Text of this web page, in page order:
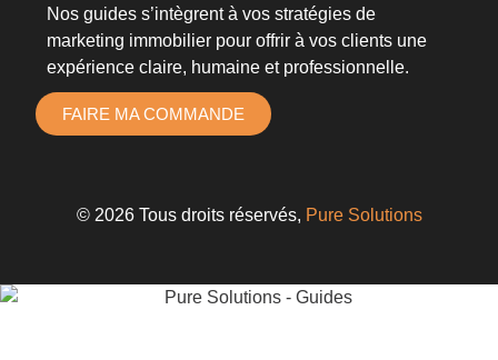
Nos guides s’intègrent à vosstratégies de
marketing immobilier pour offrir à vos clients une
expérience claire, humaine et professionnelle.
FAIRE MA COMMANDE
© 2026 Tous droits réservés, Pure Solutions